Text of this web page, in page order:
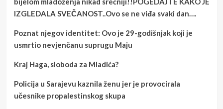
IZGLEDALA SVEČANOST..Ovo se ne viđa svaki dan….
Poznat njegov identitet: Ovo je 29-godišnjak koji je
usmrtio nevjenčanu suprugu Maju
Kraj Haga, sloboda za Mladića?
Policija u Sarajevu kaznila ženu jer je provocirala
učesnike propalestinskog skupa